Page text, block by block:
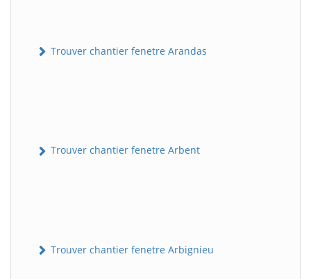
Trouver chantier fenetre Arandas
Trouver chantier fenetre Arbent
Trouver chantier fenetre Arbignieu